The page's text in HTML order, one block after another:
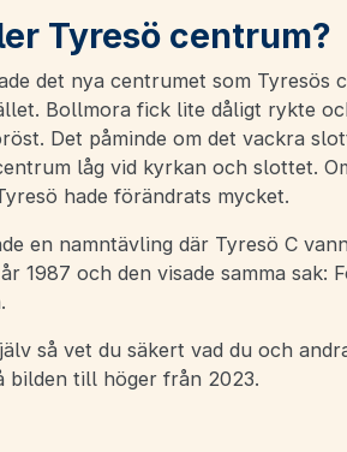
Tyresö centrum?
det nya centrumet som Tyresös
Bollmora fick lite dåligt rykte
Det påminde om det vackra
låg vid kyrkan och slottet.
hade förändrats mycket.
en namntävling där Tyresö C
1987 och den visade samma sak:
så vet du säkert vad du och
bilden till höger från 2023.